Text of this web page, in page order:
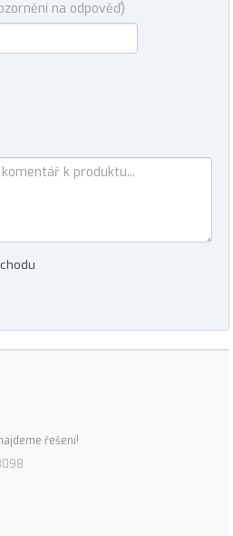
na odpověď)
řešení!